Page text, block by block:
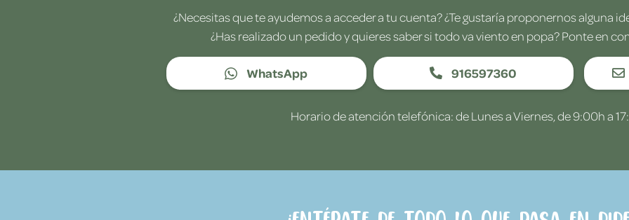
¿Necesitas que te ayudemos a acceder a tu cuenta? ¿Te gustaría proponernos alguna
¿Has realizado un pedido y quieres saber si todo va viento en popa? Ponte en
WhatsApp 916597360
Horario de atención telefónica: de Lunes a Viernes, de 9:00h a